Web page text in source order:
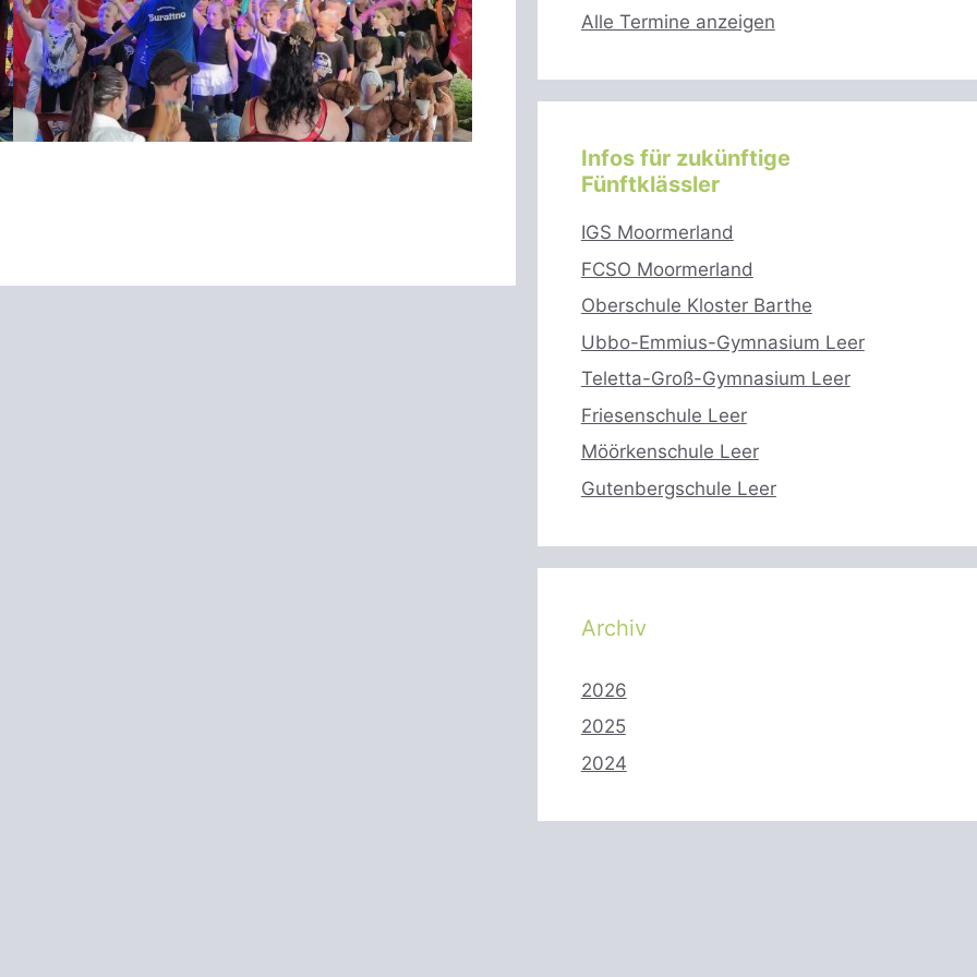
Alle Termine anzeigen
Infos für zukünftige
Fünftklässler
IGS Moormerland
FCSO Moormerland
Oberschule Kloster Barthe
Ubbo-Emmius-Gymnasium Leer
Teletta-Groß-Gymnasium Leer
Friesenschule Leer
Möörkenschule Leer
Gutenbergschule Leer
Archiv
2026
2025
2024